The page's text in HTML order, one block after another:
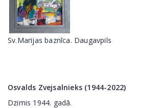
Sv.Marijas baznīca. Daugavpils
Osvalds Zvejsalnieks (1944-2022)
Dzimis 1944. gadā.